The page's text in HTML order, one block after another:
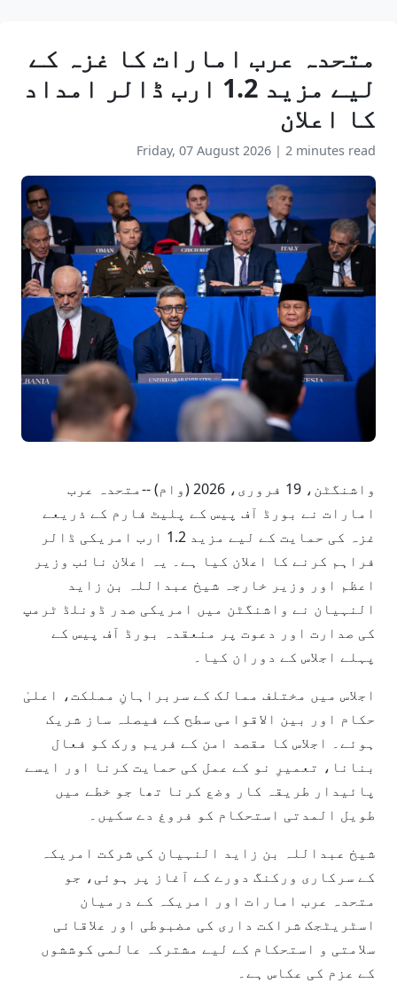
متحدہ عرب امارات کا غزہ کے
لیے مزید 1.2 ارب ڈالر امداد
کا اعلان
Friday, 07 August 2026 | 2 minutes read
واشنگٹن، 19 فروری، 2026 (وام) --متحدہ عرب
امارات نے بورڈ آف پیس کے پلیٹ فارم کے ذریعے
غزہ کی حمایت کے لیے مزید 1.2 ارب امریکی ڈالر
فراہم کرنے کا اعلان کیا ہے۔ یہ اعلان نائب وزیر
اعظم اور وزیر خارجہ شیخ عبداللہ بن زاید
النہیان نے واشنگٹن میں امریکی صدر ڈونلڈ ٹرمپ
کی صدارت اور دعوت پر منعقدہ بورڈ آف پیس کے
پہلے اجلاس کے دوران کیا۔
اجلاس میں مختلف ممالک کے سربراہانِ مملکت، اعلیٰ
حکام اور بین الاقوامی سطح کے فیصلہ ساز شریک
ہوئے۔ اجلاس کا مقصد امن کے فریم ورک کو فعال
بنانا، تعمیرِ نو کے عمل کی حمایت کرنا اور ایسے
پائیدار طریقہ کار وضع کرنا تھا جو خطے میں
طویل المدتی استحکام کو فروغ دے سکیں۔
شیخ عبداللہ بن زاید النہیان کی شرکت امریکہ
کے سرکاری ورکنگ دورے کے آغاز پر ہوئی، جو
متحدہ عرب امارات اور امریکہ کے درمیان
اسٹریٹجک شراکت داری کی مضبوطی اور علاقائی
سلامتی و استحکام کے لیے مشترکہ عالمی کوششوں
کے عزم کی عکاس ہے۔